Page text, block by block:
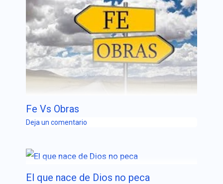
Fe Vs Obras
Deja un comentario
El que nace de Dios no peca